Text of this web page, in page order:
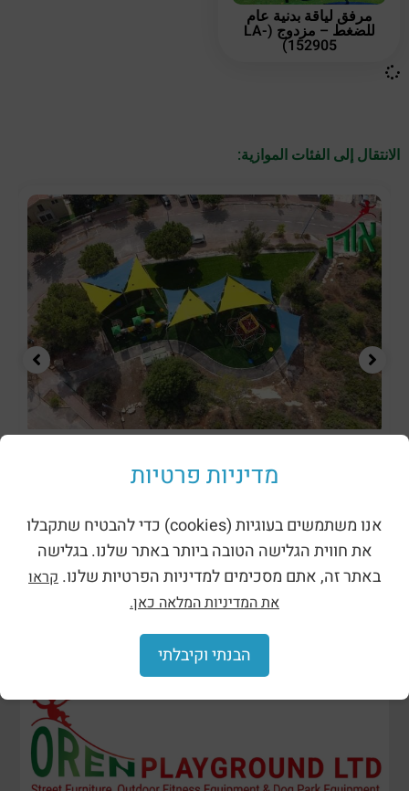
مرفق لياقة بدنية عام
للضغط – مزدوج (LA-
152905)
الانتقال إلى الفئات الموازية:
מדיניות פרטיות
אנו משתמשים בעוגיות (cookies) כדי להבטיח שתקבלו
את חווית הגלישה הטובה ביותר באתר שלנו. בגלישה
באתר זה, אתם מסכימים למדיניות הפרטיות שלנו. קראו
את המדיניות המלאה כאן.
הבנתי וקיבלתי